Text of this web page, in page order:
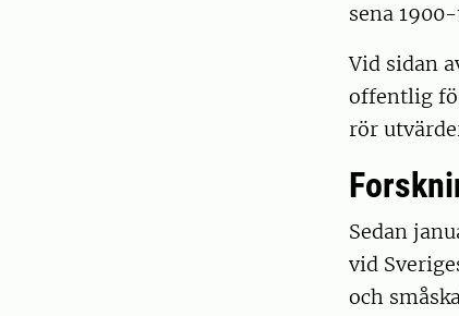
sena
Vid sidan
offentlig
rör
Sedan
vid
och